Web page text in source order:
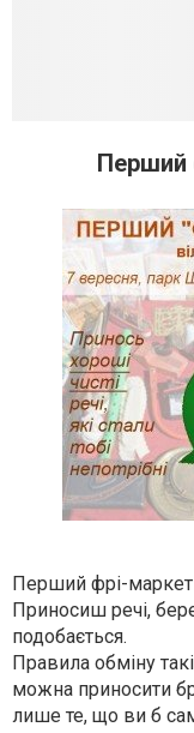
Перший
Перший фрі-маркет
Приносиш речі,
подобається.
Правила обміну
можна приносити
лише те, що ви б